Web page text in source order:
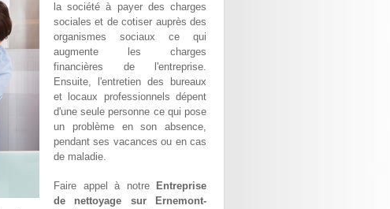
la société à payer des charges
sociales et de cotiser auprès des
organismes sociaux ce qui
augmente les charges
financières de l'entreprise.
Ensuite, l'entretien des bureaux
et locaux professionnels dépent
d'une seule personne ce qui pose
un problème en son absence,
pendant ses vacances ou en cas
de maladie.
Faire appel à notre
Entreprise
de nettoyage sur Ernemont-